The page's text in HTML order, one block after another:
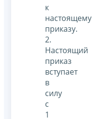
к
настоящему
приказу.
2.
Настоящий
приказ
вступает
в
силу
с
1